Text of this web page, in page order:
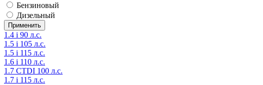
Бензиновый
Дизельный
1.4 i 90 л.с.
1.5 i 105 л.с.
1.5 i 115 л.с.
1.6 i 110 л.с.
1.7 CTDI 100 л.с.
1.7 i 115 л.с.